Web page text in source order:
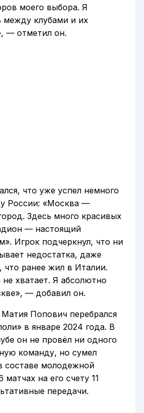
моего выбора. Я
между клубами и их
— отметил он.
что уже успел немного
России: «Москва —
Здесь много красивых
— настоящий
Игрок подчеркнул, что ни
недостатка, даже
что ранее жил в Италии.
хватает. Я абсолютно
— добавил он.
Попович перебрался
в январе 2024 года. В
он не провёл ни одного
команду, но сумел
составе молодежной
на его счету 11
передачи.